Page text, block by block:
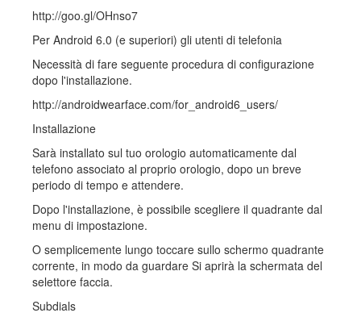
http://goo.gl/OHnso7
Per Android 6.0 (e superiori) gli utenti di telefonia
Necessità di fare seguente procedura di configurazione
dopo l'installazione.
http://androidwearface.com/for_android6_users/
Installazione
Sarà installato sul tuo orologio automaticamente dal
telefono associato al proprio orologio, dopo un breve
periodo di tempo e attendere.
Dopo l'installazione, è possibile scegliere il quadrante dal
menu di impostazione.
O semplicemente lungo toccare sullo schermo quadrante
corrente, in modo da guardare Si aprirà la schermata del
selettore faccia.
Subdials